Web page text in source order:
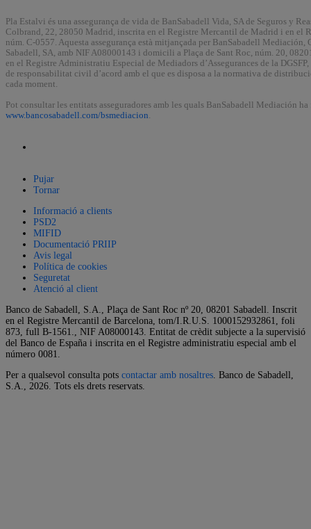
Pla Estalvi és una assegurança de vida de BanSabadell Vida, SA de Seguros y
Colbrand, 22, 28050 Madrid, inscrita en el Registre Mercantil de Madrid i en el
núm. C-0557. Aquesta assegurança està mitjançada per BanSabadell
Sabadell, SA, amb NIF A08000143 i domicili a Plaça de Sant Roc, núm. 20,
en el Registre Administratiu Especial de Mediadors d’Assegurances de la
de responsabilitat civil d’acord amb el que es disposa a la normativa de
cada moment.
Pot consultar les entitats asseguradores amb les quals BanSabadell Mediación
www.bancosabadell.com/bsmediacion.
Pujar
Tornar
Informació a clients
PSD2
MIFID
Documentació PRIIP
Avis legal
Política de cookies
Seguretat
Atenció al client
Banco de Sabadell, S.A., Plaça de Sant Roc nº 20, 08201 Sabadell. Inscrit
en el Registre Mercantil de Barcelona, tom/I.R.U.S. 1000152932861, foli
873, full B-1561., NIF A08000143. Entitat de crèdit subjecte a la supervisió
del Banco de España i inscrita en el Registre administratiu especial amb el
número 0081.
Per a qualsevol consulta pots contactar amb nosaltres . Banco de Sabadell,
S.A., 2026. Tots els drets reservats.